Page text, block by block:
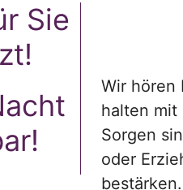
Sie
Wir hören
halten mit
Sorgen
oder
bestärken.